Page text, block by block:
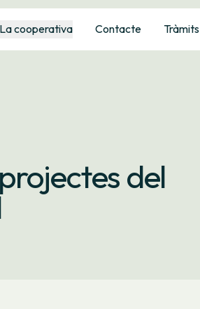
La cooperativa Contacte Tràmits
del